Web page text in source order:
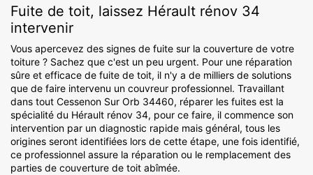
Fuite de toit, laissez Hérault rénov 34
intervenir
Vous apercevez des signes de fuite sur la couverture de votre
toiture ? Sachez que c'est un peu urgent. Pour une réparation
sûre et efficace de fuite de toit, il n'y a de milliers de solutions
que de faire intervenu un couvreur professionnel. Travaillant
dans tout Cessenon Sur Orb 34460, réparer les fuites est la
spécialité du Hérault rénov 34, pour ce faire, il commence son
intervention par un diagnostic rapide mais général, tous les
origines seront identifiées lors de cette étape, une fois identifié,
ce professionnel assure la réparation ou le remplacement des
parties de couverture de toit abîmée.